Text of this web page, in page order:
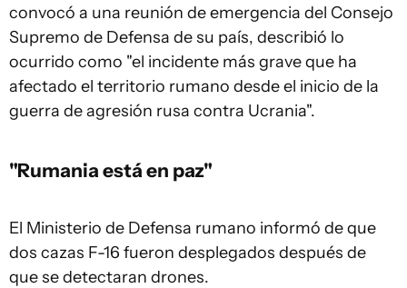
convocó a una reunión de emergencia del Consejo
Supremo de Defensa de su país, describió lo
ocurrido como "el incidente más grave que ha
afectado el territorio rumano desde el inicio de la
guerra de agresión rusa contra Ucrania".
"Rumania está en paz"
El Ministerio de Defensa rumano informó de que
dos cazas F-16 fueron desplegados después de
que se detectaran drones.